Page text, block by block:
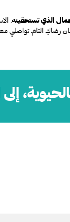
الذي تستحقينه.
التام. تواصلي